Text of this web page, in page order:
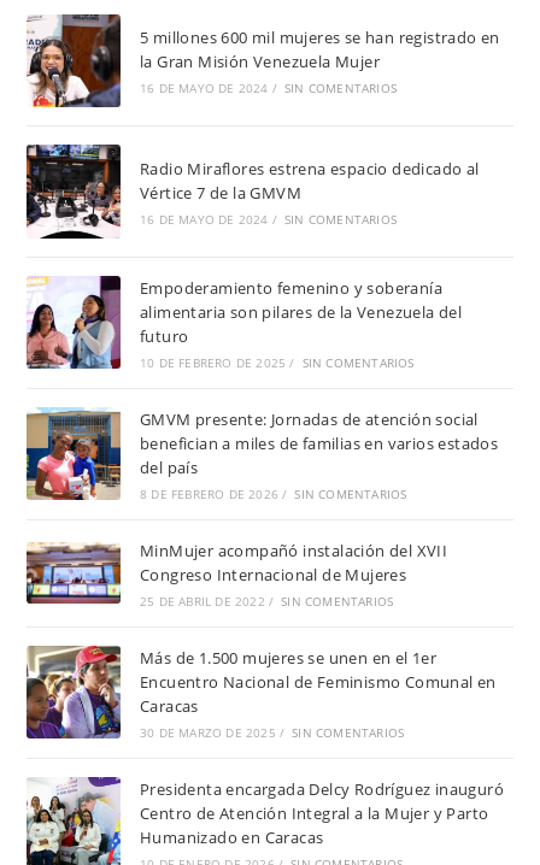
5 millones 600 mil mujeres se han registrado en
la Gran Misión Venezuela Mujer
16 DE MAYO DE 2024 / SIN COMENTARIOS
Radio Miraflores estrena espacio dedicado al
Vértice 7 de la GMVM
16 DE MAYO DE 2024 / SIN COMENTARIOS
Empoderamiento femenino y soberanía
alimentaria son pilares de la Venezuela del
futuro
10 DE FEBRERO DE 2025 / SIN COMENTARIOS
GMVM presente: Jornadas de atención social
benefician a miles de familias en varios estados
del país
8 DE FEBRERO DE 2026 / SIN COMENTARIOS
MinMujer acompañó instalación del XVII
Congreso Internacional de Mujeres
25 DE ABRIL DE 2022 / SIN COMENTARIOS
Más de 1.500 mujeres se unen en el 1er
Encuentro Nacional de Feminismo Comunal en
Caracas
30 DE MARZO DE 2025 / SIN COMENTARIOS
Presidenta encargada Delcy Rodríguez inauguró
Centro de Atención Integral a la Mujer y Parto
Humanizado en Caracas